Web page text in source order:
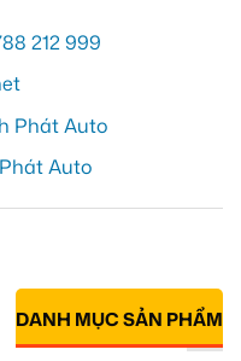
212 999
Phát Auto
Auto
DANH MỤC SẢN PHẨM